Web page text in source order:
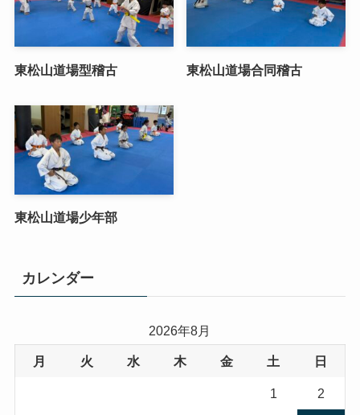
東松山道場型稽古 東松山道場合同稽古
東松山道場少年部
カレンダー
2026年8月
月 火 水 木 金 土 日
1 2